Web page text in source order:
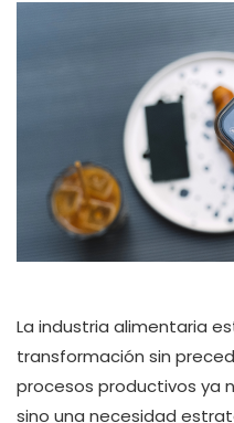
La industria alimentaria
transformación sin
procesos productivos ya
sino una necesidad